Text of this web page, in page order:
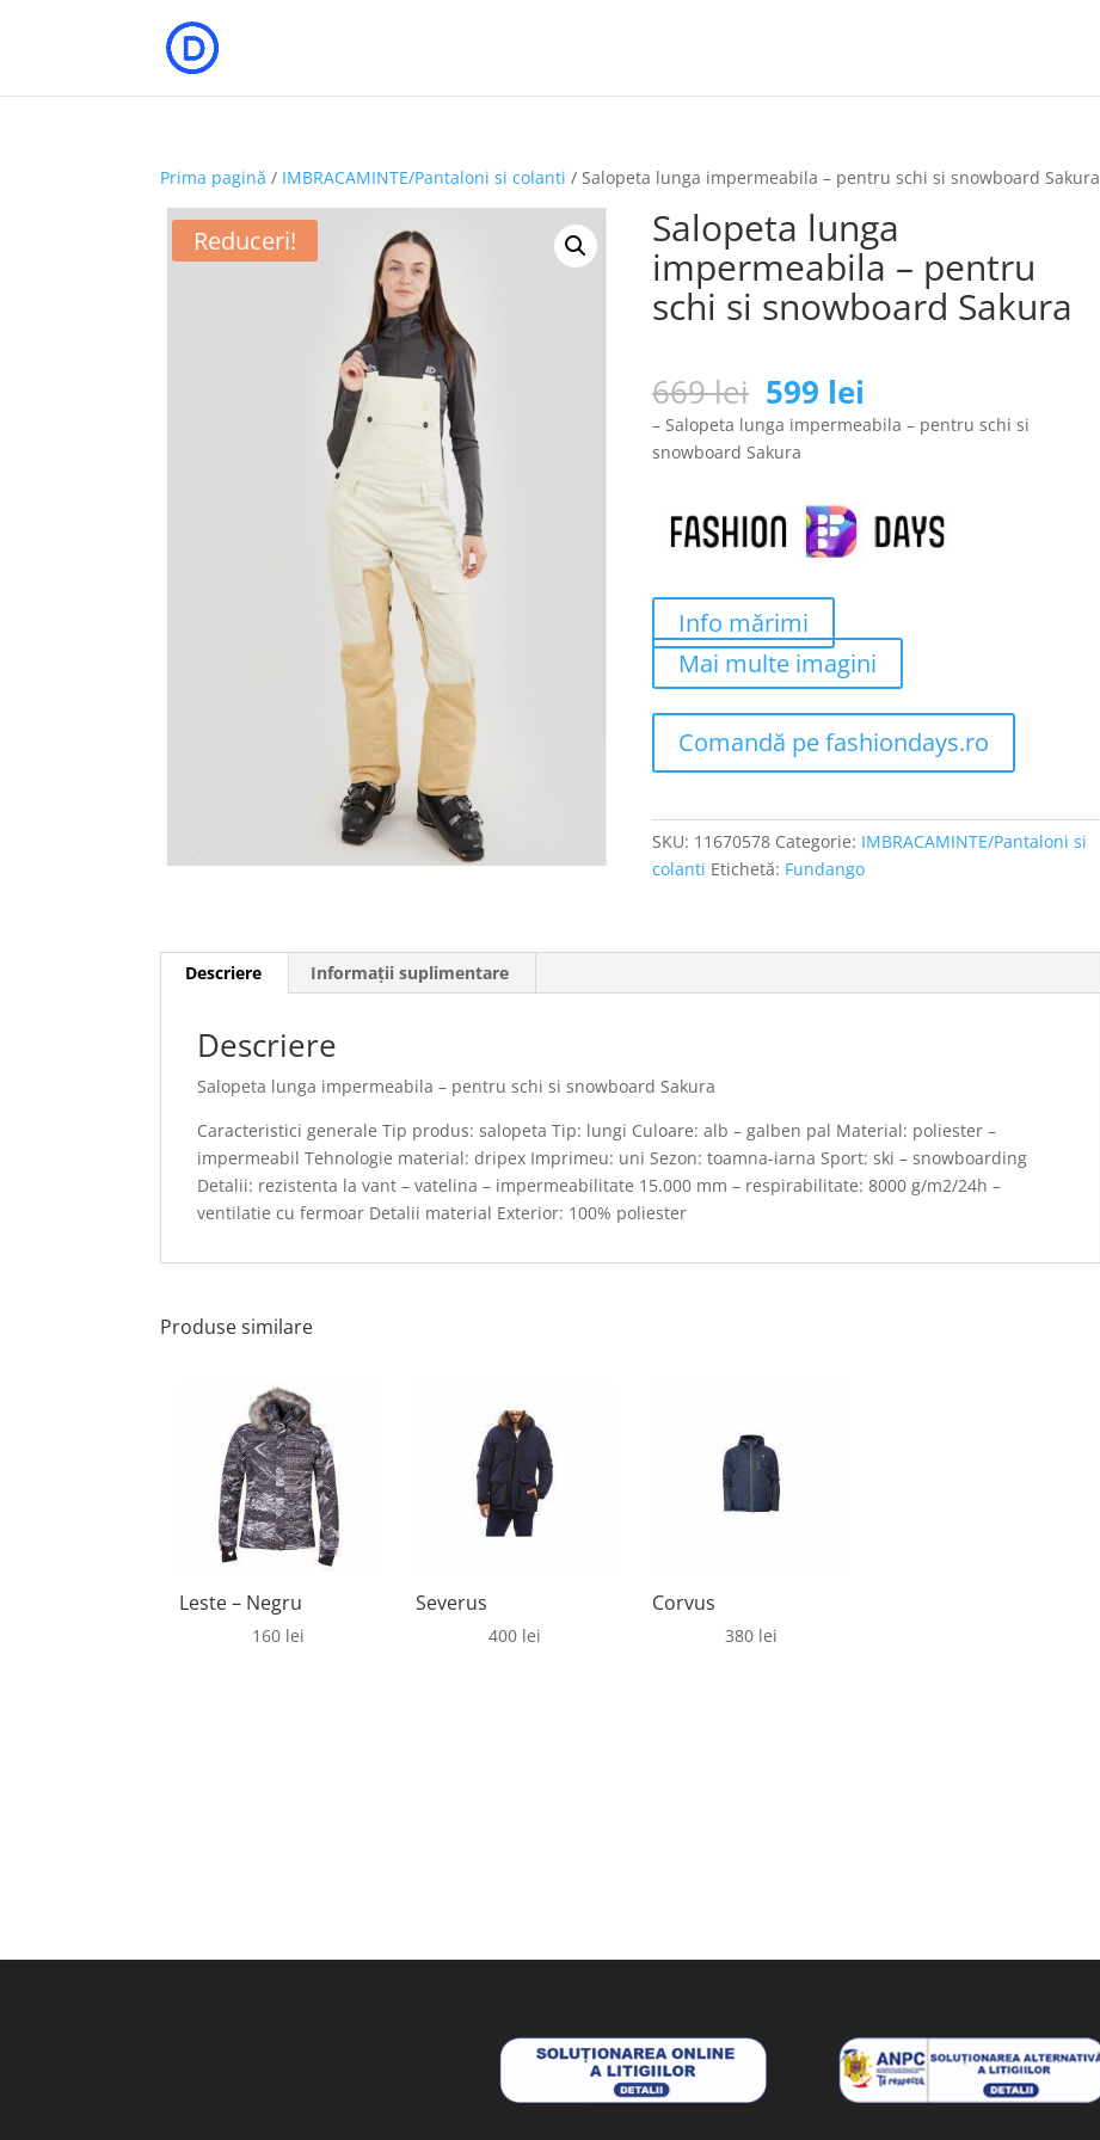
Prima pagină / IMBRACAMINTE/Pantaloni si colanti / Salopeta lunga impermeabila – pentru schi si snowboard Sakura
Reduceri!
Salopeta lunga
impermeabila – pentru
schi si snowboard Sakura
669lei Prețul
inițial
a
fost:
669 lei.
599 lei
curent
este:
– Salopeta lunga impermeabila – pentru schi si
snowboard Sakura
Info mărimi
Mai multe imagini
Comandă pe fashiondays.ro
SKU: 11670578 Categorie: IMBRACAMINTE/Pantaloni si
colanti Etichetă: Fundango
Descriere Informații suplimentare
Descriere
Salopeta lunga impermeabila – pentru schi si snowboard Sakura
Caracteristici generale Tip produs: salopeta Tip: lungi Culoare: alb – galben pal Material: poliester –
impermeabil Tehnologie material: dripex Imprimeu: uni Sezon: toamna-iarna Sport: ski – snowboarding
Detalii: rezistenta la vant – vatelina – impermeabilitate 15.000 mm – respirabilitate: 8000 g/m2/24h –
ventilatie cu fermoar Detalii material Exterior: 100% poliester
Produse similare
Leste – Negru
160 lei
Severus
400 lei
Corvus
380 lei